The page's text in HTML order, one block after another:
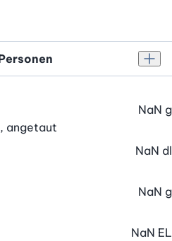
, angetaut
NaN g
NaN dl
NaN g
NaN EL